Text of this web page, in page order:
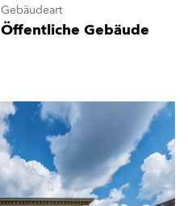
Gebäudeart
Öffentliche Gebäude